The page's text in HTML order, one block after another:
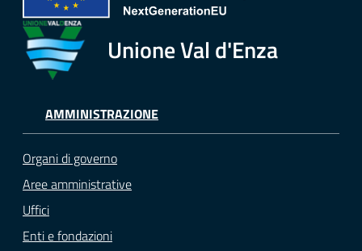
Tutti
gli
argomenti...
su
Unione Val d'Enza
AMMINISTRAZIONE
Organi di governo
Aree amministrative
Uffici
Enti e fondazioni